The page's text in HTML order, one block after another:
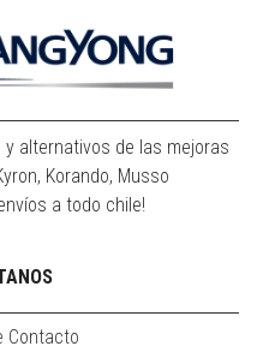
alternativos de las mejoras
Korando, Musso
a todo chile!
Contacto